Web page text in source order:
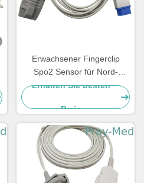
Erwachsener Fingerclip
Spo2 Sensor für Nord-
Verbindungsstück 3m
Erhalten Sie besten
Preis